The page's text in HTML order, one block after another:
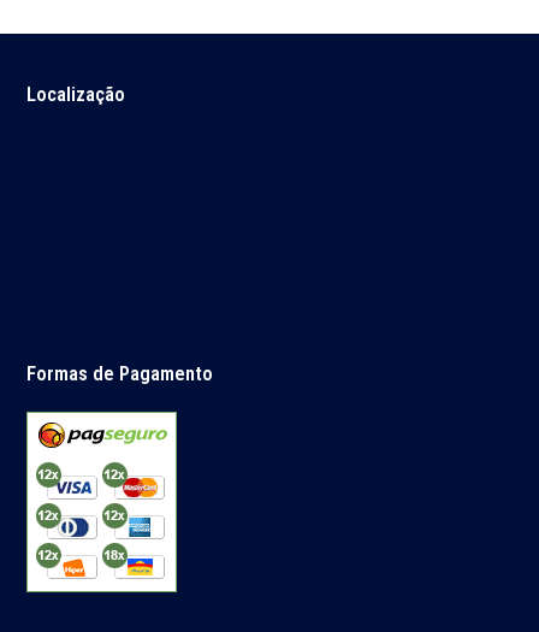
Localização
Formas de Pagamento